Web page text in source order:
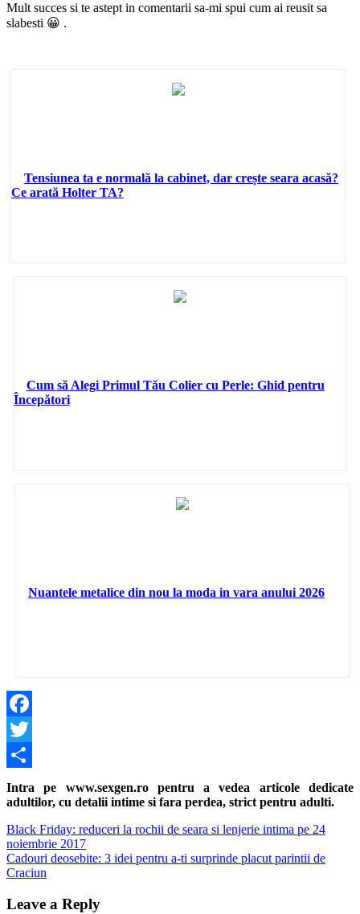
Mult succes si te astept in comentarii sa-mi spui cum ai reusit sa
slabesti 😀 .
Tensiunea ta e normală la cabinet, dar crește seara acasă?
Ce arată Holter TA?
Cum să Alegi Primul Tău Colier cu Perle: Ghid pentru
Începători
Nuantele metalice din nou la moda in vara anului 2026
Facebook
Twitter
Share
Intra pe www.sexgen.ro pentru a vedea articole dedicate
adultilor, cu detalii intime si fara perdea, strict pentru adulti.
Navigare
în
articole
Previous
Post:
Black Friday: reduceri la rochii de seara si lenjerie intima pe 24
noiembrie 2017
Next
Post:
Cadouri deosebite: 3 idei pentru a-ti surprinde placut parintii de
Craciun
Leave a Reply